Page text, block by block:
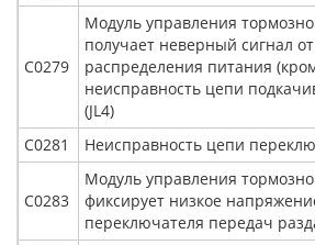
С0279
Модуль управления
получает неверный сигнал
распределения питания
неисправность цепи
(JL4)
С0281
Неисправность цепи
С0283
Модуль управления
фиксирует низкое
переключателя передач